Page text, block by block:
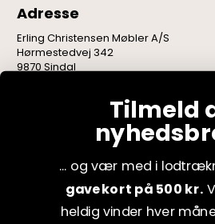
Adresse
Erling Christensen Møbler A/S
Hørmestedvej 342
9870 Sindal
Tilmeld
... og vær med i
gavekort på 500 kr.
heldig vinder hver